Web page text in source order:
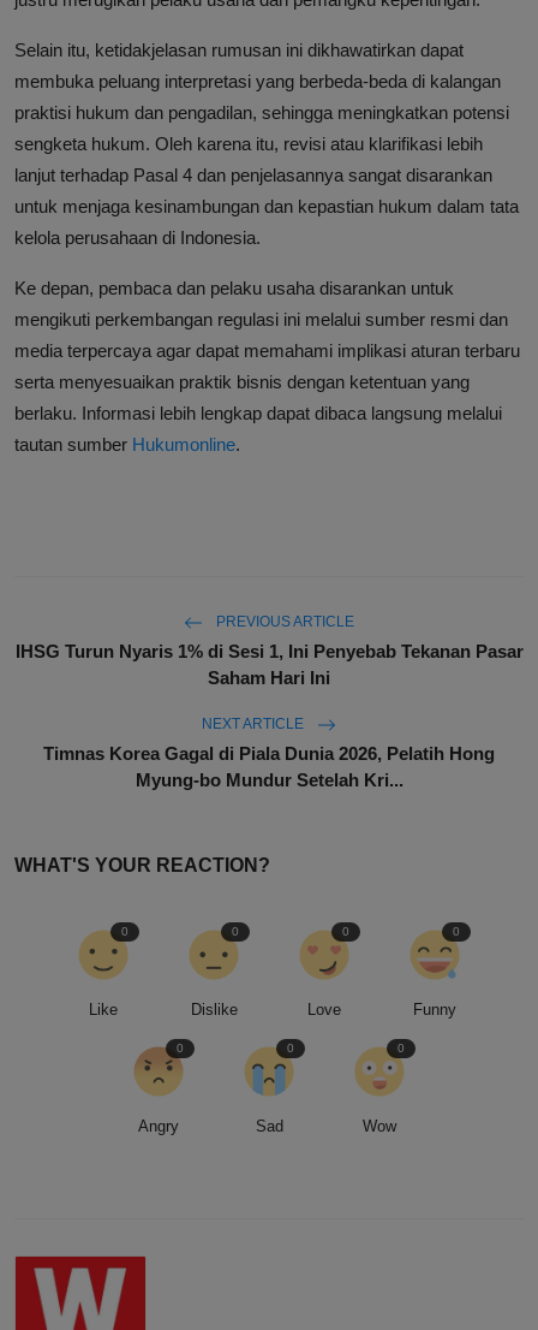
Selain itu, ketidakjelasan rumusan ini dikhawatirkan dapat
membuka peluang interpretasi yang berbeda-beda di kalangan
praktisi hukum dan pengadilan, sehingga meningkatkan potensi
sengketa hukum. Oleh karena itu, revisi atau klarifikasi lebih
lanjut terhadap Pasal 4 dan penjelasannya sangat disarankan
untuk menjaga kesinambungan dan kepastian hukum dalam tata
kelola perusahaan di Indonesia.
Ke depan, pembaca dan pelaku usaha disarankan untuk
mengikuti perkembangan regulasi ini melalui sumber resmi dan
media terpercaya agar dapat memahami implikasi aturan terbaru
serta menyesuaikan praktik bisnis dengan ketentuan yang
berlaku. Informasi lebih lengkap dapat dibaca langsung melalui
tautan sumber Hukumonline.
PREVIOUS ARTICLE
IHSG Turun Nyaris 1% di Sesi 1, Ini Penyebab Tekanan Pasar
Saham Hari Ini
NEXT ARTICLE
Timnas Korea Gagal di Piala Dunia 2026, Pelatih Hong
Myung-bo Mundur Setelah Kri...
WHAT'S YOUR REACTION?
Like
0
Dislike
0
Love
0
Funny
0
Angry
0
Sad
0
Wow
0